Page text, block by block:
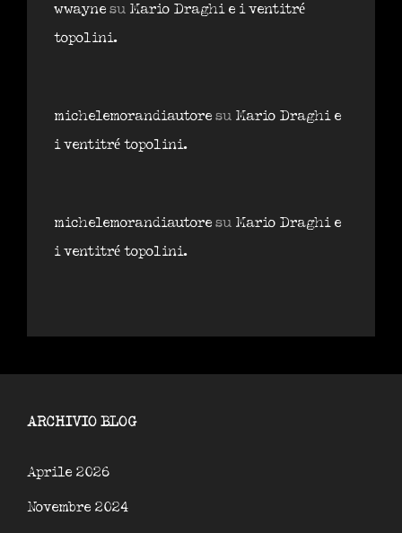
wwayne su Mario Draghi e i ventitré
topolini.
michelemorandiautore su Mario Draghi e
i ventitré topolini.
michelemorandiautore su Mario Draghi e
i ventitré topolini.
ARCHIVIO BLOG
Aprile 2026
Novembre 2024